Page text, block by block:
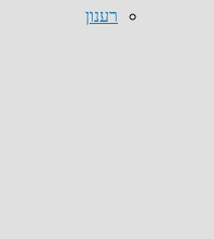
רענון